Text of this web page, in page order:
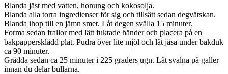
Blanda jäst med vatten, honung och kokosolja.
Blanda alla torra ingredienser för sig och tillsätt sedan degvätskan.
Blanda ihop till en jämn smet. Låt degen svälla 15 minuter.
Forma sedan frallor med lätt fuktade händer och placera på en
bakpappersklädd plåt. Pudra över lite mjöl och låt jäsa under bakduk
ca 90 minuter.
Grädda sedan ca 25 minuter i 225 graders ugn. Låt svalna på galler
innan du delar bullarna.